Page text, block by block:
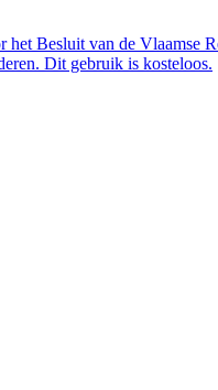
Besluit van de Vlaamse
Dit gebruik is kosteloos.